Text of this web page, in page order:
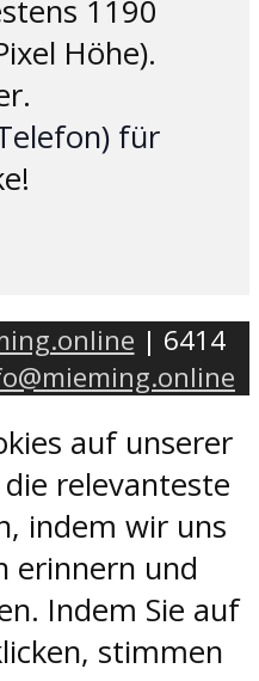
1190
Höhe).
für
| 6414
auf unserer
relevanteste
indem wir uns
erinnern und
Indem Sie auf
stimmen